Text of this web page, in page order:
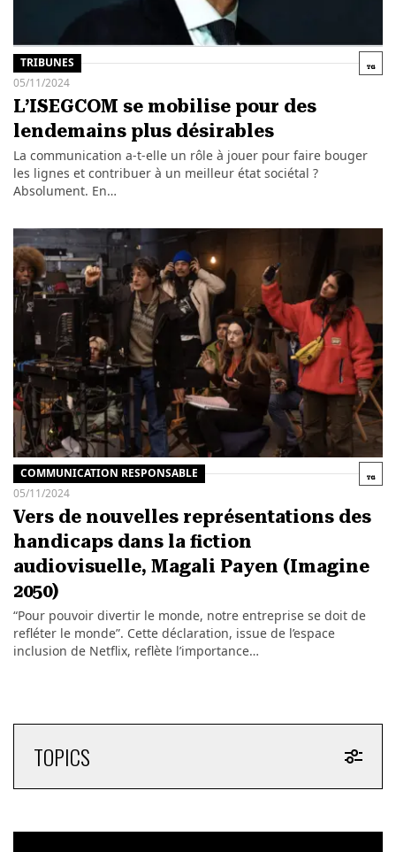
TRIBUNES
05/11/2024
L’ISEGCOM se mobilise pour des
lendemains plus désirables
La communication a-t-elle un rôle à jouer pour faire bouger
les lignes et contribuer à un meilleur état sociétal ?
Absolument. En…
COMMUNICATION RESPONSABLE
05/11/2024
Vers de nouvelles représentations des
handicaps dans la fiction
audiovisuelle, Magali Payen (Imagine
2050)
“Pour pouvoir divertir le monde, notre entreprise se doit de
refléter le monde”. Cette déclaration, issue de l’espace
inclusion de Netflix, reflète l’importance…
TOPICS